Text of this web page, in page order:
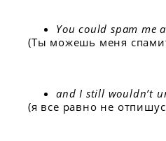
You could spam me
(Ты можешь меня
and I still wouldn’t
(я все равно не